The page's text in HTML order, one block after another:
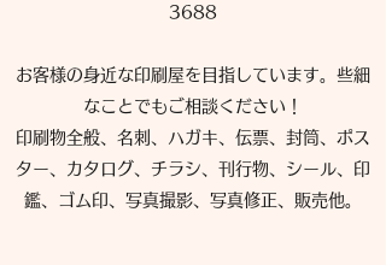
3688
お客様の身近な印刷屋を目指しています。些細
なことでもご相談ください！
印刷物全般、名刺、ハガキ、伝票、封筒、ポス
ター、カタログ、チラシ、刊行物、シール、印
鑑、ゴム印、写真撮影、写真修正、販売他。